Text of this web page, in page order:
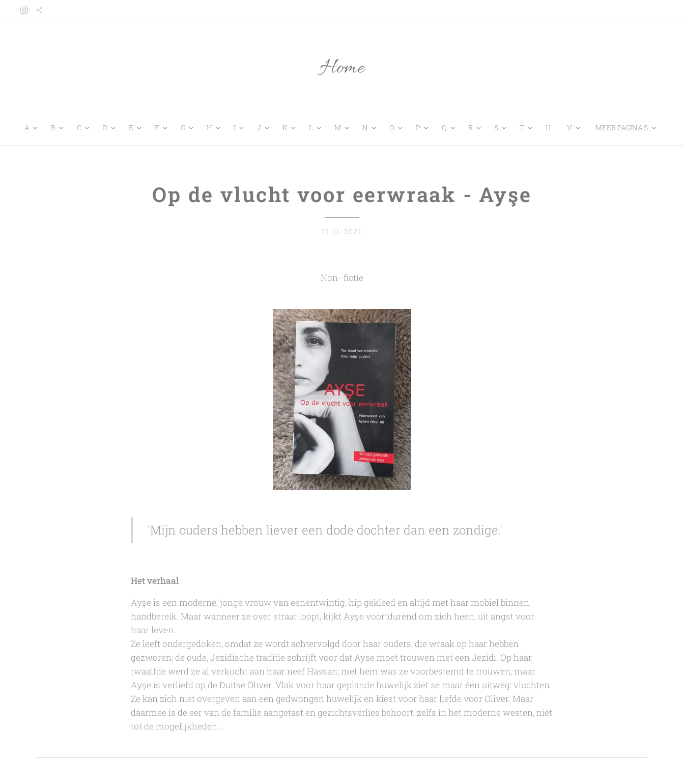
Home
A B C D E F G H I J K L M N O P Q R S T U V MEER PAGINA'S
Op de vlucht voor eerwraak - Ayşe
11-11-2021
Non- fictie
'Mijn ouders hebben liever een dode dochter dan een zondige.'
Het verhaal
Ayşe is een moderne, jonge vrouw van eenentwintig, hip gekleed en altijd met haar mobiel binnen
handbereik. Maar wanneer ze over straat loopt, kijkt Ayşe voortdurend om zich heen, uit angst voor
haar leven.
Ze leeft ondergedoken, omdat ze wordt achtervolgd door haar ouders, die wraak op haar hebben
gezworen: de oude, Jezidische traditie schrijft voor dat Ayse moet trouwen met een Jezidi. Op haar
twaalfde werd ze al verkocht aan haar neef Hassan; met hem was ze voorbestemd te trouwen, maar
Ayşe is verliefd op de Duitse Oliver. Vlak voor haar geplande huwelijk ziet ze maar één uitweg: vluchten.
Ze kan zich niet overgeven aan een gedwongen huwelijk en kiest voor haar liefde voor Oliver. Maar
daarmee is de eer van de familie aangetast en gezichtsverlies behoort, zelfs in het moderne westen, niet
tot de mogelijkheden...